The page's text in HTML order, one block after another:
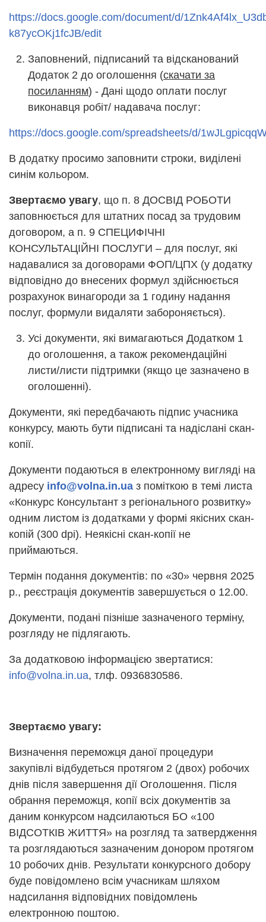
https://docs.google.com/document/d/
k87ycOKj1fcJB/edit
Заповнений, підписаний та відсканований
Додаток 2 до оголошення (скачати за
посиланням) - Дані щодо оплати послуг
виконавця робіт/ надавача послуг:
https://docs.google.com/spreadsheets/d/
В додатку просимо заповнити строки, виділені
синім кольором.
Звертаємо увагу, що п. 8 ДОСВІД РОБОТИ
заповнюється для штатних посад за трудовим
договором, а п. 9 СПЕЦИФІЧНІ
КОНСУЛЬТАЦІЙНІ ПОСЛУГИ – для послуг, які
надавалися за договорами ФОП/ЦПХ (у додатку
відповідно до внесених формул здійснюється
розрахунок винагороди за 1 годину надання
послуг, формули видаляти забороняється).
Усі документи, які вимагаються Додатком 1
до оголошення, а також рекомендаційні
листи/листи підтримки (якщо це зазначено в
оголошенні).
Документи, які передбачають підпис учасника
конкурсу, мають бути підписані та надіслані скан-
копії.
Документи подаються в електронному вигляді на
адресу info@volna.in.ua з поміткою в темі листа
«Конкурс Консультант з регіонального розвитку»
одним листом із додатками у формі якісних скан-
копій (300 dpi). Неякісні скан-копії не
приймаються.
Термін подання документів: по «30» червня 2025
р., реєстрація документів завершується о 12.00.
Документи, подані пізніше зазначеного терміну,
розгляду не підлягають.
За додатковою інформацією звертатися:
info@volna.in.ua, тлф. 0936830586.
Звертаємо увагу:
Визначення переможця даної процедури
закупівлі відбудеться протягом 2 (двох) робочих
днів після завершення дії Оголошення. Після
обрання переможця, копії всіх документів за
даним конкурсом надсилаються БО «100
ВІДСОТКІВ ЖИТТЯ» на розгляд та затвердження
та розглядаються зазначеним донором протягом
10 робочих днів. Результати конкурсного добору
буде повідомлено всім учасникам шляхом
надсилання відповідних повідомлень
електронною поштою.